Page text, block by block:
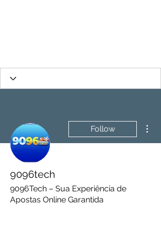
Follow
9096tech
9096Tech – Sua Experiência de
Apostas Online Garantida